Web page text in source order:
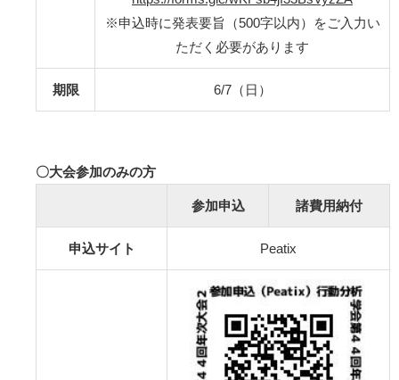
※申込時に発表要旨（500字以内）をご入力い
ただく必要があります
期限 6/7（日）
〇大会参加のみの方
参加申込 諸費用納付
申込サイト Peatix